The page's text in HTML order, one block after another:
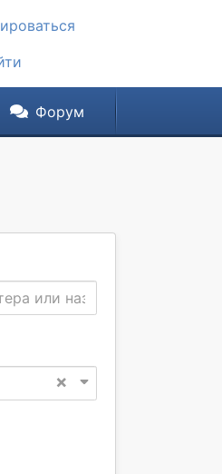
Форум
или названии компании
×